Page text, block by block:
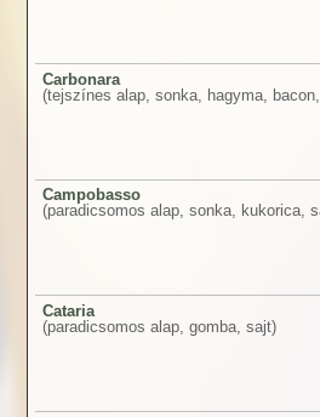
Carbonara
(tejszínes alap, sonka, hagyma,
Campobasso
(paradicsomos alap, sonka, kukorica,
Cataria
(paradicsomos alap, gomba, sajt)